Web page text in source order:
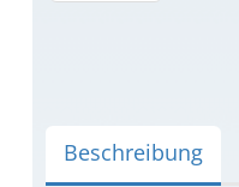
Beschreibung